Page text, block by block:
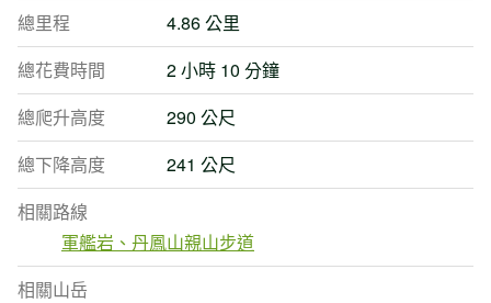
總里程
4.86 公里
總花費時間
2 小時 10 分鐘
總爬升高度
290 公尺
總下降高度
241 公尺
相關路線
軍艦岩、丹鳳山親山步道
相關山岳